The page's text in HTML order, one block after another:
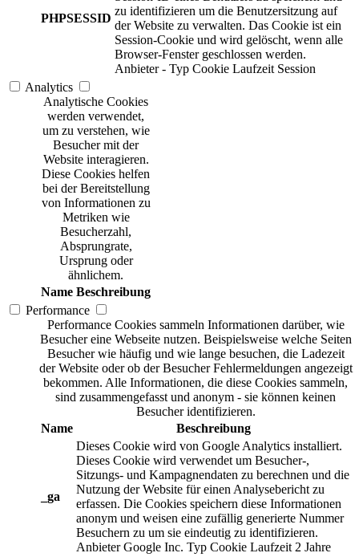
PHPSESSID
zu identifizieren um die Benutzersitzung auf
der Website zu verwalten. Das Cookie ist ein
Session-Cookie und wird gelöscht, wenn alle
Browser-Fenster geschlossen werden.
Anbieter - Typ Cookie Laufzeit Session
Analytics
Analytische Cookies
werden verwendet,
um zu verstehen, wie
Besucher mit der
Website interagieren.
Diese Cookies helfen
bei der Bereitstellung
von Informationen zu
Metriken wie
Besucherzahl,
Absprungrate,
Ursprung oder
ähnlichem.
Name Beschreibung
Performance
Performance Cookies sammeln Informationen darüber, wie
Besucher eine Webseite nutzen. Beispielsweise welche Seiten
Besucher wie häufig und wie lange besuchen, die Ladezeit
der Website oder ob der Besucher Fehlermeldungen angezeigt
bekommen. Alle Informationen, die diese Cookies sammeln,
sind zusammengefasst und anonym - sie können keinen
Besucher identifizieren.
Name
Beschreibung
_ga
Dieses Cookie wird von Google Analytics installiert.
Dieses Cookie wird verwendet um Besucher-,
Sitzungs- und Kampagnendaten zu berechnen und die
Nutzung der Website für einen Analysebericht zu
erfassen. Die Cookies speichern diese Informationen
anonym und weisen eine zufällig generierte Nummer
Besuchern zu um sie eindeutig zu identifizieren.
Anbieter Google Inc. Typ Cookie Laufzeit 2 Jahre